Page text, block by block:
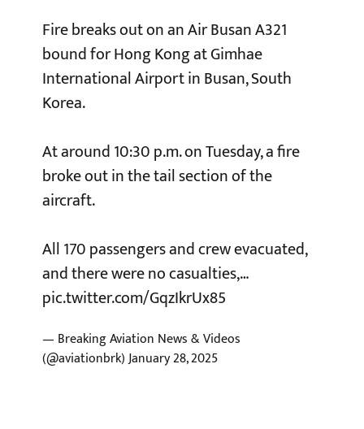
Fire breaks out on an Air Busan A321
bound for Hong Kong at Gimhae
International Airport in Busan, South
Korea.
At around 10:30 p.m. on Tuesday, a fire
broke out in the tail section of the
aircraft.
All 170 passengers and crew evacuated,
and there were no casualties,…
pic.twitter.com/GqzIkrUx85
— Breaking Aviation News & Videos
(@aviationbrk)January 28, 2025